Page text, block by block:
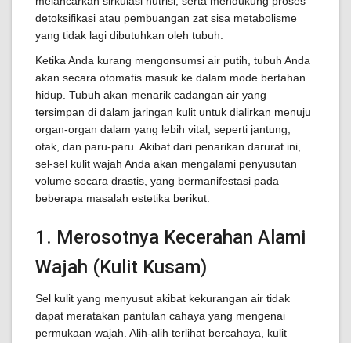
detoksifikasi atau pembuangan zat sisa metabolisme
yang tidak lagi dibutuhkan oleh tubuh.
Ketika Anda kurang mengonsumsi air putih, tubuh Anda
akan secara otomatis masuk ke dalam mode bertahan
hidup. Tubuh akan menarik cadangan air yang
tersimpan di dalam jaringan kulit untuk dialirkan menuju
organ-organ dalam yang lebih vital, seperti jantung,
otak, dan paru-paru. Akibat dari penarikan darurat ini,
sel-sel kulit wajah Anda akan mengalami penyusutan
volume secara drastis, yang bermanifestasi pada
beberapa masalah estetika berikut:
1. Merosotnya Kecerahan Alami
Wajah (Kulit Kusam)
Sel kulit yang menyusut akibat kekurangan air tidak
dapat meratakan pantulan cahaya yang mengenai
permukaan wajah. Alih-alih terlihat bercahaya, kulit